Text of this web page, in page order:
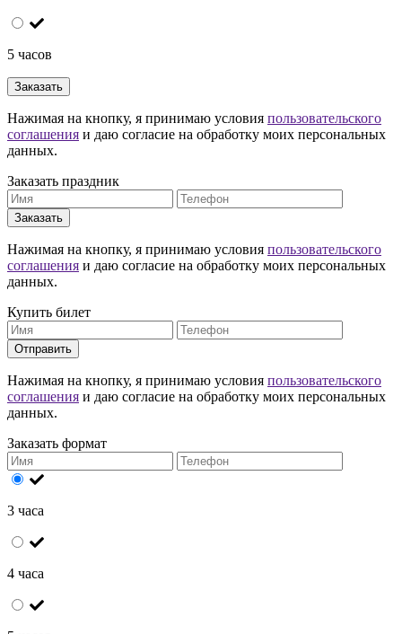
5 часов
Заказать
Нажимая на кнопку, я принимаю условия пользовательского
соглашения и даю согласие на обработку моих персональных
данных.
Заказать праздник
Заказать
Нажимая на кнопку, я принимаю условия пользовательского
соглашения и даю согласие на обработку моих персональных
данных.
Купить билет
Отправить
Нажимая на кнопку, я принимаю условия пользовательского
соглашения и даю согласие на обработку моих персональных
данных.
Заказать формат
3 часа
4 часа